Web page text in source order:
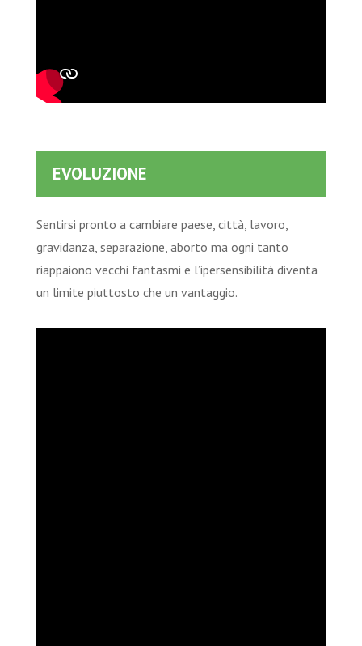
EVOLUZIONE
Sentirsi pronto a cambiare paese, città, lavoro,
gravidanza, separazione, aborto ma ogni tanto
riappaiono vecchi fantasmi e l’ipersensibilità diventa
un limite piuttosto che un vantaggio.